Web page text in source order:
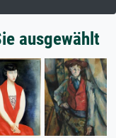
ausgewählt